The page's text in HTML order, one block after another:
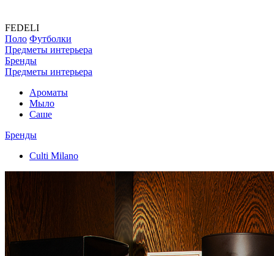
FEDELI
Поло Футболки
Предметы интерьера
Бренды
Предметы интерьера
Ароматы
Мыло
Саше
Бренды
Culti Milano